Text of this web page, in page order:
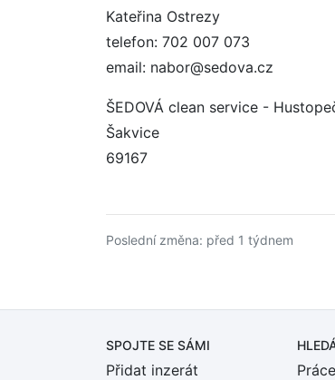
Kateřina Ostrezy
telefon: 702 007 073
email: nabor@sedova.cz
ŠEDOVÁ clean service -
Šakvice
69167
Poslední změna: před 1 týdnem
SPOJTE SE SÁMI
Přidat inzerát